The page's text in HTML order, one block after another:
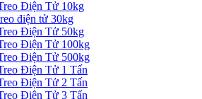
Điện Tử 10kg
điện tử 30kg
Điện Tử 50kg
Điện Tử 100kg
Điện Tử 500kg
Điện Tử 1 Tấn
Điện Tử 2 Tấn
Điện Tử 3 Tấn